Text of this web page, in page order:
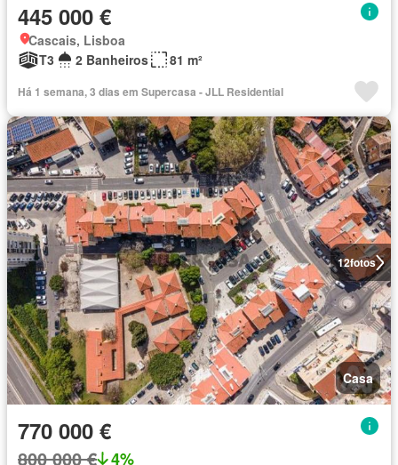
445 000 €
Cascais, Lisboa
T3
2 Banheiros 81 m²
Há 1 semana, 3 dias em Supercasa - JLL Residential
12fotos
Casa
770 000 €
800 000 € 4%